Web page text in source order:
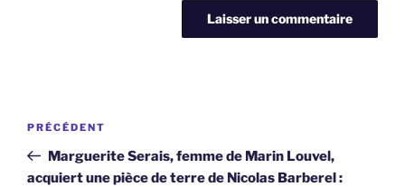
Navigation
l’article
Article
précédent
PRÉCÉDENT
Marguerite Serais, femme de Marin Louvel,
acquiert une pièce de terre de Nicolas Barberel :